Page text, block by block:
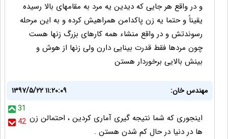
و در واقع هر جایی که دیدین یه مرد ﺑﻪ ﻣﻘﺎمهای بالا ﺭﺳﯿﺪﻩ
ﯾﻘﯿﻨﺎً و حتما یه ﺯن ﭘﺎﮐﺪﺍﻣﻦ ﻫﻤﺮﺍهیش ﮐﺮﺩﻩ و به این مرحله
رسوندتش و در واقع منشاء همه کارهای بزرگ زنها هست
چون ﻣﺮﺩﻫﺎ فقط ﻗﺪﺭﺕ ﺑﯿﻨﺎﯾﯽ دارن ﻭﻟﯽ ﺯﻧﻬﺎ ﺍﺯ هوش و
ﺑﯿﻨﺶ بالایی ﺑﺮﺧﻮﺭﺩﺍر هستن
مهندس خان:
۱۳۹۷/۵/۲۲ ۱۱:۲۰:۰۹
31
42 اینجوری که شما نتیجه گیری آماری کردین ، احتمالن زن
ها در دنیا در حال کم شدن هستن .